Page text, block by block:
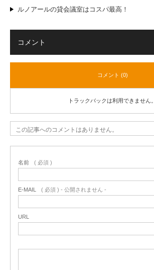
ルノアールの貸会議室はコスパ最高！
コメント
コメント (0)
トラックバックは利用できません。
この記事へのコメントはありません。
名前 ( 必須 )
E-MAIL ( 必須 ) - 公開されません -
URL